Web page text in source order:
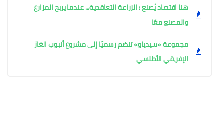
هنا اقتصاد يُصنع : الزراعة التعاقدية... عندما يربح المزارع
والمصنع معًا
مجموعة «سيدياو» تنضم رسميًا إلى مشروع أنبوب الغاز
الإفريقي الأطلسي